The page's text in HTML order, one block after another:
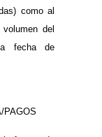
como al
del
fecha de
PAGOS